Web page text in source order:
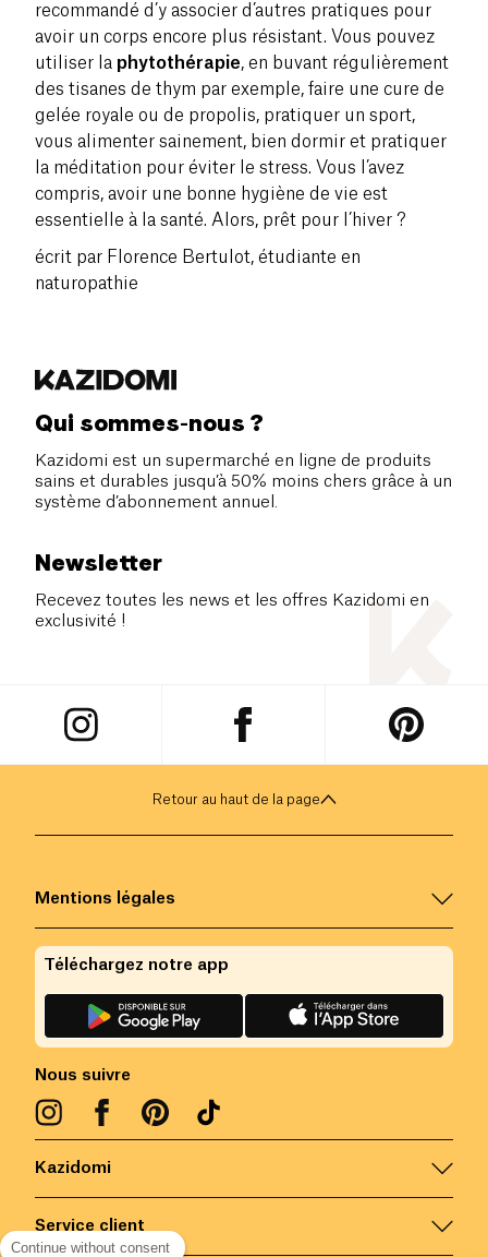
recommandé d’y associer d’autres pratiques pour
avoir un corps encore plus résistant. Vous pouvez
utiliser la phytothérapie, en buvant régulièrement
des tisanes de thym par exemple, faire une cure de
gelée royale ou de propolis, pratiquer un sport,
vous alimenter sainement, bien dormir et pratiquer
la méditation pour éviter le stress. Vous l’avez
compris, avoir une bonne hygiène de vie est
essentielle à la santé. Alors, prêt pour l’hiver ?
écrit par Florence Bertulot, étudiante en
naturopathie
Qui sommes-nous ?
Kazidomi est un supermarché en ligne de produits
sains et durables jusqu’à 50% moins chers grâce à un
système d’abonnement annuel.
Newsletter
Recevez toutes les news et les offres Kazidomi en
exclusivité !
Retour au haut de la page
Kazidomi
Service client
Mentions légales
Nous suivre
Téléchargez notre app
Continue without consent